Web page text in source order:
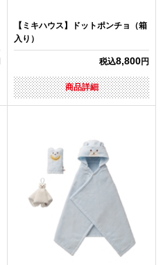
【ミキハウス】ドットポンチョ（箱
入り）
税込8,800円
商品詳細